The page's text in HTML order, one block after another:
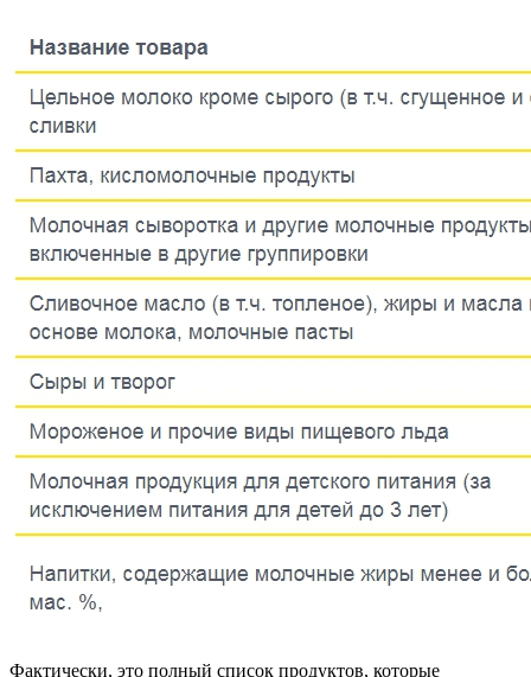
Фактически, это полный список продуктов, которые